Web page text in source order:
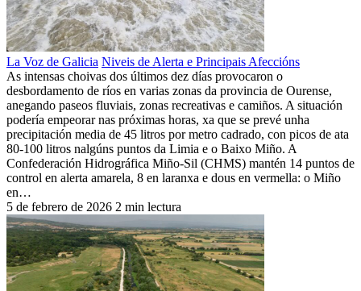
La Voz de Galicia Niveis de Alerta e Principais Afeccións
As intensas choivas dos últimos dez días provocaron o
desbordamento de ríos en varias zonas da provincia de Ourense,
anegando paseos fluviais, zonas recreativas e camiños. A situación
podería empeorar nas próximas horas, xa que se prevé unha
precipitación media de 45 litros por metro cadrado, con picos de ata
80-100 litros nalgúns puntos da Limia e o Baixo Miño. A
Confederación Hidrográfica Miño-Sil (CHMS) mantén 14 puntos de
control en alerta amarela, 8 en laranxa e dous en vermella: o Miño
en…
5 de febrero de 2026 2 min lectura